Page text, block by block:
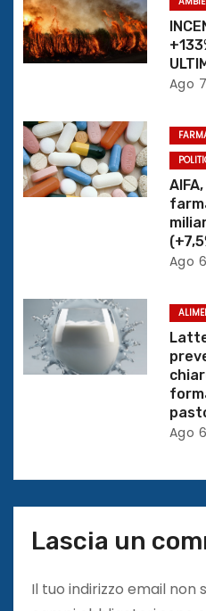
i
o
e
a
c
o
Ago
Ago
Ago
Lascia un
Il tuo indirizzo email non